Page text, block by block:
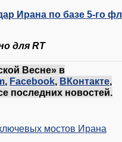
Ирана по базе 5-го
для RT
Весне» в
Facebook ВКонтакте
последних новостей.
мостов Ирана